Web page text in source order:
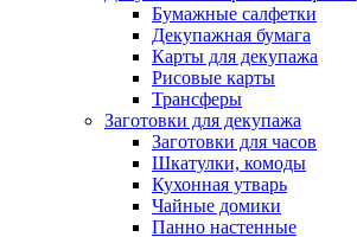
Бумажные салфетки
Декупажная бумага
Карты для декупажа
Рисовые карты
Трансферы
Заготовки для декупажа
Заготовки для часов
Шкатулки, комоды
Кухонная утварь
Чайные домики
Панно настенные